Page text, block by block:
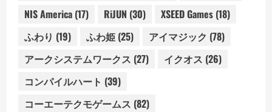
NIS America (17) RiJUN (30) XSEED Games (18)
ふわり (19) ふわ姫 (25) アイマジック (78)
アークシステムワークス (27) イクオス (26)
コンパイルハート (39)
コーエーテクモゲームス (82)